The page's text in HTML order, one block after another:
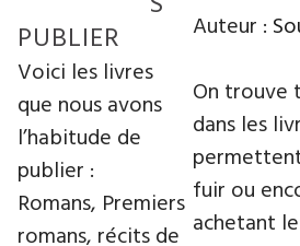
Auteur :
On trouve
dans les
fuir ou
achetant
PUBLIER
Voici les livres
que nous avons
l’habitude de
publier :
Romans, Premiers
romans, récits de